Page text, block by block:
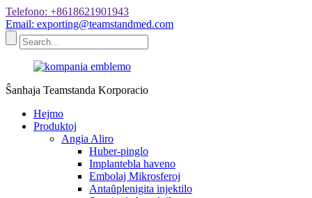
Telefono: +8618621901943
Email: exporting@teamstandmed.com
Ŝanhaja Teamstanda Korporacio
Hejmo
Produktoj
Angia Aliro
Huber-pinglo
Implantebla haveno
Embolaj Mikrosferoj
Antaŭplenigita injektilo